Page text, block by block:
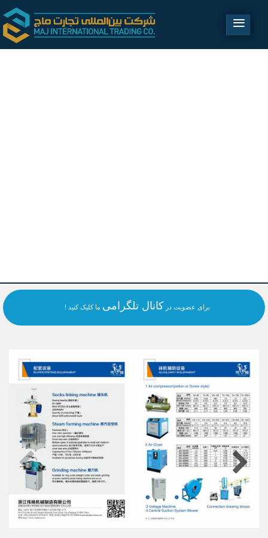
برای عضویت در کانال تلگرامی ما کلیک کنید !